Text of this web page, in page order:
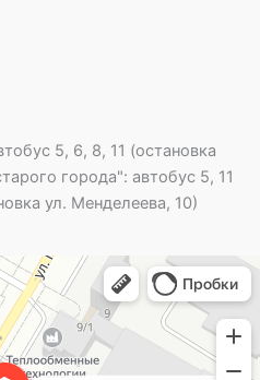
5, 6, 8, 11 (остановка
города": автобус 5, 11
ул. Менделеева, 10)
№ 202